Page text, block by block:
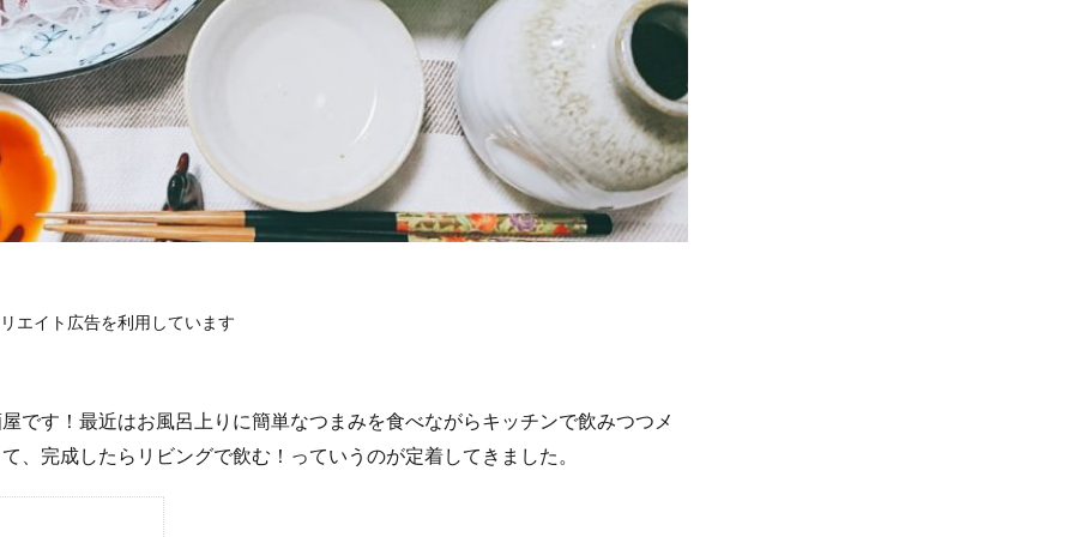
エイト広告を利用しています
です！最近はお風呂上りに簡単なつまみを食べながらキッチンで飲みつつメ
、完成したらリビングで飲む！っていうのが定着してきました。